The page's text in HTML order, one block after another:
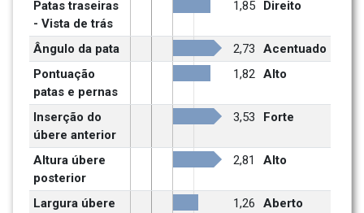
Patas traseiras
- Vista de trás
1,85 Direito
Ângulo da pata 2,73
Acentuado
Pontuação
patas e pernas
1,82 Alto
Inserção do
úbere anterior
3,53 Forte
Altura úbere
posterior
2,81 Alto
Largura úbere
1,26 Aberto